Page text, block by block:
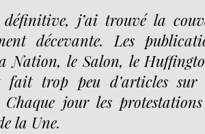
j’ai trouvé la
décevante. Les
Nation, le Salon, le
fait trop peu d’articles sur
Chaque jour les
la Une.